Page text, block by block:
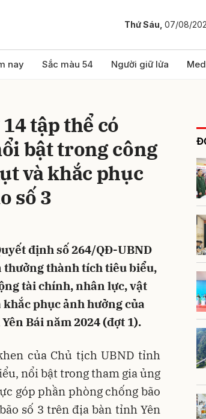
Thứ Sáu, 07/08/
nay Sắc màu 54 Người giữ lửa
tập thể có
bật trong công
và khắc phục
số 3
định số 264/QĐ-UBND
thưởng thành tích tiêu biểu,
tài chính, nhân lực, vật
phục ảnh hưởng của
Bái năm 2024 (đợt 1).
của Chủ tịch UBND tỉnh
nổi bật trong tham gia ủng
góp phần phòng chống bão
số 3 trên địa bàn tỉnh Yên